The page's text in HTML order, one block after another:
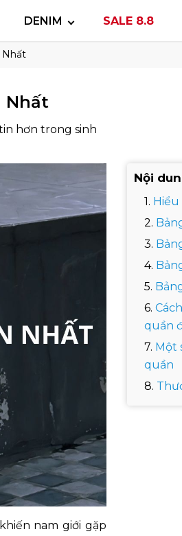
DENIM SALE 8.8
Nhất
Nhất
hơn trong sinh
nam giới gặp
Nội
Hiểu
quần
Một
quần